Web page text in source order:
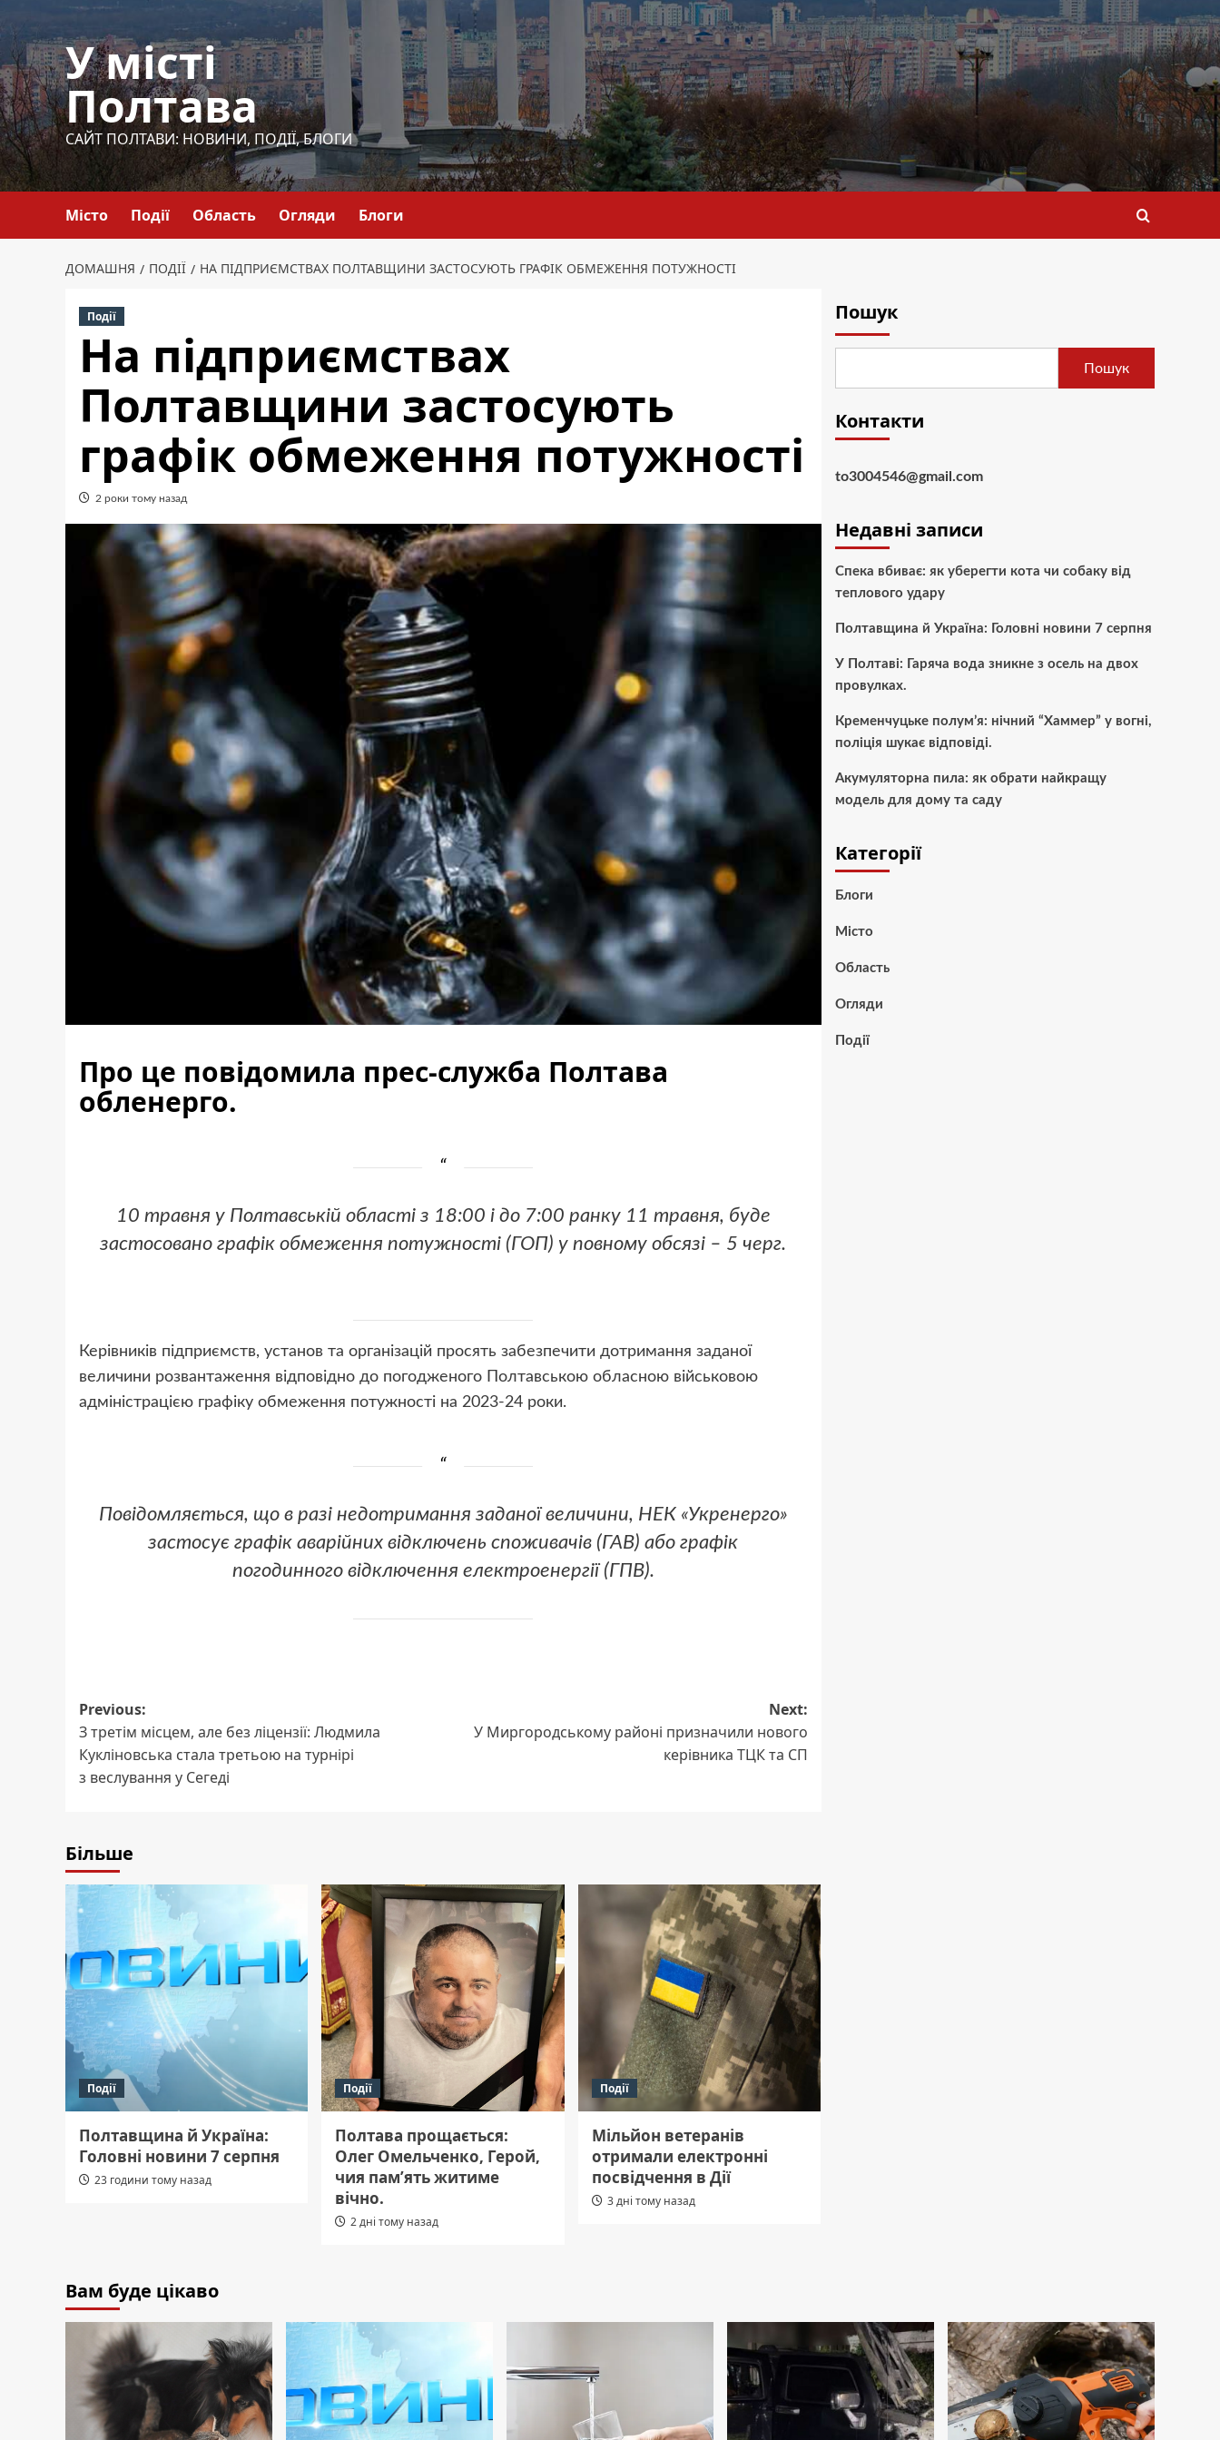
до
вмісту
У місті
Полтава
САЙТ ПОЛТАВИ: НОВИНИ, ПОДІЇ, БЛОГИ
Місто Події Область Огляди Блоги
ДОМАШНЯ ПОДІЇ НА ПІДПРИЄМСТВАХ ПОЛТАВЩИНИ ЗАСТОСУЮТЬ ГРАФІК ОБМЕЖЕННЯ ПОТУЖНОСТІ
Події
На підприємствах
Полтавщини застосують
графік обмеження потужності
2 роки тому назад
Про це повідомила прес-служба Полтава
обленерго.
10 травня у Полтавській області з 18:00 і до 7:00 ранку 11 травня, буде
застосовано графік обмеження потужності (ГОП) у повному обсязі – 5 черг.
Керівників підприємств, установ та організацій просять забезпечити дотримання заданої
величини розвантаження відповідно до погодженого Полтавською обласною військовою
адміністрацією графіку обмеження потужності на 2023-24 роки.
Повідомляється, що в разі недотримання заданої величини, НЕК «Укренерго»
застосує графік аварійних відключень споживачів (ГАВ) або графік
погодинного відключення електроенергії (ГПВ).
Post
navigation
Previous:
З третім місцем, але без ліцензії: Людмила
Кукліновська стала третьою на турнірі
з веслування у Сегеді
Next:
У Миргородському районі призначили нового
керівника ТЦК та СП
Більше
Події
Полтавщина й Україна:
Головні новини 7 серпня
23 години тому назад
Події
Полтава прощається:
Олег Омельченко, Герой,
чия пам’ять житиме
вічно.
2 дні тому назад
Події
Мільйон ветеранів
отримали електронні
посвідчення в Дії
3 дні тому назад
Пошук
Пошук
Контакти
to3004546@gmail.com
Недавні записи
Спека вбиває: як уберегти кота чи собаку від
теплового удару
Полтавщина й Україна: Головні новини 7 серпня
У Полтаві: Гаряча вода зникне з осель на двох
провулках.
Кременчуцьке полум’я: нічний “Хаммер” у вогні,
поліція шукає відповіді.
Акумуляторна пила: як обрати найкращу
модель для дому та саду
Категорії
Блоги
Місто
Область
Огляди
Події
Вам буде цікаво